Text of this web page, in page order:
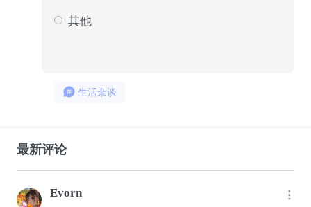
其他
生活杂谈
最新评论
Evorn